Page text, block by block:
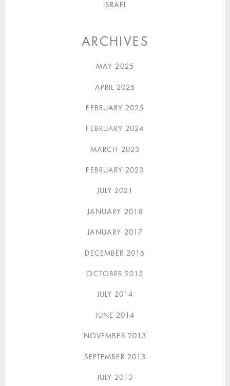
ISRAEL
ARCHIVES
MAY 2025
APRIL 2025
FEBRUARY 2025
FEBRUARY 2024
MARCH 2023
FEBRUARY 2023
JULY 2021
JANUARY 2018
JANUARY 2017
DECEMBER 2016
OCTOBER 2015
JULY 2014
JUNE 2014
NOVEMBER 2013
SEPTEMBER 2013
JULY 2013